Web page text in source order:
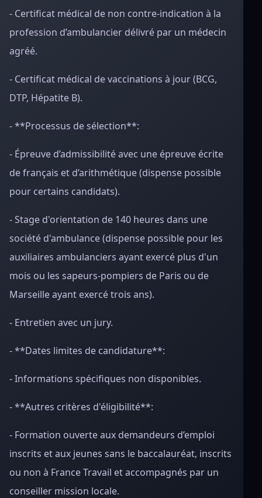
- Certificat médical de non contre-indication à la
profession d’ambulancier délivré par un médecin
agréé.
- Certificat médical de vaccinations à jour (BCG,
DTP, Hépatite B).
- **Processus de sélection**:
- Épreuve d’admissibilité avec une épreuve écrite
de français et d’arithmétique (dispense possible
pour certains candidats).
- Stage d'orientation de 140 heures dans une
société d'ambulance (dispense possible pour les
auxiliaires ambulanciers ayant exercé plus d'un
mois ou les sapeurs-pompiers de Paris ou de
Marseille ayant exercé trois ans).
- Entretien avec un jury.
- **Dates limites de candidature**:
- Informations spécifiques non disponibles.
- **Autres critères d'éligibilité**:
- Formation ouverte aux demandeurs d’emploi
inscrits et aux jeunes sans le baccalauréat, inscrits
ou non à France Travail et accompagnés par un
conseiller mission locale.